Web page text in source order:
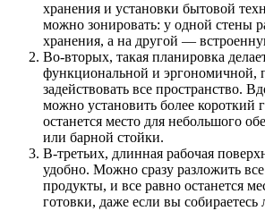
хранения и установки бытовой
можно зонировать: у одной стены
хранения, а на другой —
Во-вторых, такая планировка
функциональной и эргономичной,
задействовать все пространство.
можно установить более короткий
останется место для небольшого
или барной стойки.
В-третьих, длинная рабочая
удобно. Можно сразу разложить
продукты, и все равно останется
готовки, даже если вы собираетесь